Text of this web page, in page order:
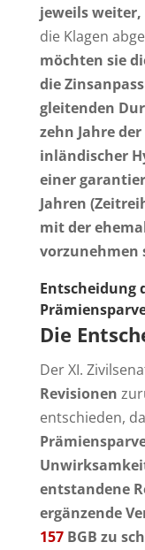
jeweils weiter,
die Klagen
möchten sie
die
gleitenden
zehn Jahre
inländischer
einer
Jahren
mit der
vorzunehmen
Entscheidung
Die
Der XI.
Revisionen
entschieden,
entstandene
ergänzende
157BGB zu